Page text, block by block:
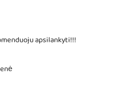
apsilankyti!!!